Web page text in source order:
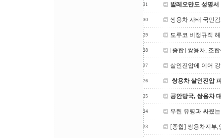
31 발레오만도 성명서
30 쌍용차 사태 국민
29 도루코 비정규직
28 [종합] 쌍용차, 조
27 살인진압에 이어
26 쌍용차 살인진압
25 공안당국, 쌍용차
24 우린 유령과 싸웠
23 [종합] 쌍용차지부,